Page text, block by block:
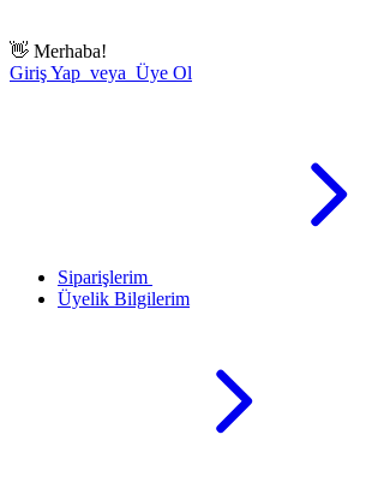
👋 Merhaba!
Giriş Yap veya Üye Ol
Siparişlerim
Üyelik Bilgilerim